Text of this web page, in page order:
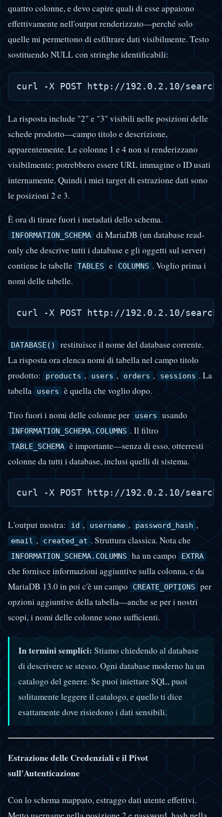
quattro colonne, e devo capire quali di esse appaiono
effettivamente nell'output renderizzato—perché solo
quelle mi permettono di esfiltrare dati visibilmente. Testo
sostituendo NULL con stringhe identificabili:
La risposta include "2" e "3" visibili nelle posizioni delle
schede prodotto—campo titolo e descrizione,
apparentemente. Le colonne 1 e 4 non si renderizzano
visibilmente; potrebbero essere URL immagine o ID usati
internamente. Quindi i miei target di estrazione dati sono
le posizioni 2 e 3.
È ora di tirare fuori i metadati dello schema.
INFORMATION_SCHEMA di MariaDB (un database read-
only che descrive tutti i database e gli oggetti sul server)
contiene le tabelle TABLES e COLUMNS . Voglio prima i
nomi delle tabelle.
DATABASE() restituisce il nome del database corrente.
La risposta ora elenca nomi di tabella nel campo titolo
prodotto:
products , users , orders , sessions . La
tabella users è quella che voglio dopo.
Tiro fuori i nomi delle colonne per users usando
INFORMATION_SCHEMA.COLUMNS . Il filtro
TABLE_SCHEMA è importante—senza di esso, otterresti
colonne da tutti i database, inclusi quelli di sistema.
L'output mostra: id , username , password_hash ,
email , created_at . Struttura classica. Nota che
INFORMATION_SCHEMA.COLUMNS ha un campo EXTRA
che fornisce informazioni aggiuntive sulla colonna, e da
MariaDB 13.0 in poi c'è un campo CREATE_OPTIONS per
opzioni aggiuntive della tabella—anche se per i nostri
scopi, i nomi delle colonne sono sufficienti.
In termini semplici: Stiamo chiedendo al database
di descrivere se stesso. Ogni database moderno ha un
catalogo del genere. Se puoi iniettare SQL, puoi
solitamente leggere il catalogo, e quello ti dice
esattamente dove risiedono i dati sensibili.
Estrazione delle Credenziali e il Pivot
sull'Autenticazione
Con lo schema mappato, estraggo dati utente effettivi.